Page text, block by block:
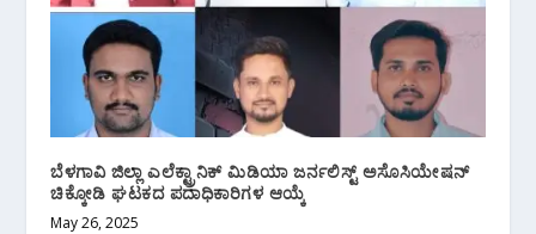
ಬೆಳಗಾವಿ ಜಿಲ್ಲಾ ಎಲೆಕ್ಟ್ರಾನಿಕ್ ಮಿಡಿಯಾ ಜರ್ನಲಿಸ್ಟ್ ಅಸೊಸಿಯೇಷನ್
ಚಿಕ್ಕೋಡಿ ಘಟಕದ ಪದಾಧಿಕಾರಿಗಳ ಆಯ್ಕೆ
May 26, 2025